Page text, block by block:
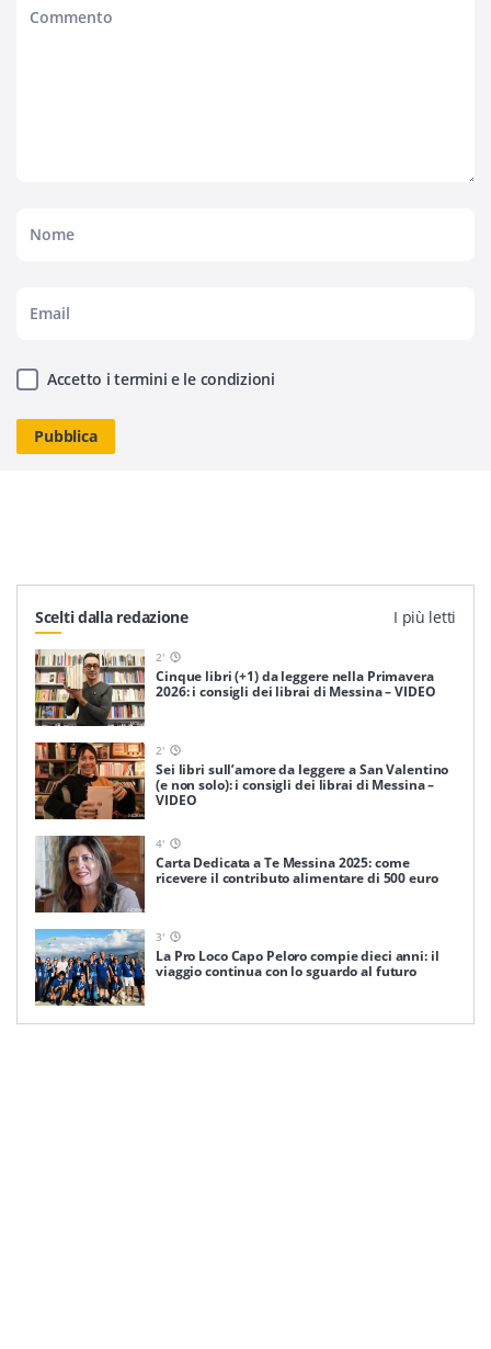
Accetto i termini e le condizioni
Scelti dalla redazione I più letti
2'
Cinque libri (+1) da leggere nella Primavera
2026: i consigli dei librai di Messina – VIDEO
2'
Sei libri sull’amore da leggere a San Valentino
(e non solo): i consigli dei librai di Messina –
VIDEO
4'
Carta Dedicata a Te Messina 2025: come
ricevere il contributo alimentare di 500 euro
3'
La Pro Loco Capo Peloro compie dieci anni: il
viaggio continua con lo sguardo al futuro